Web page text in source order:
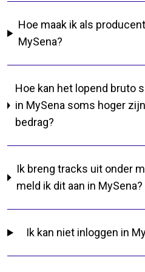
Hoe maak ik als
MySena?
Hoe kan het lopend bruto
in MySena soms hoger
bedrag?
Ik breng tracks uit onder
meld ik dit aan in MySena?
Ik kan niet inloggen in